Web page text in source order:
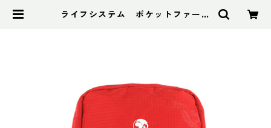
ライフシステム ポケットファース